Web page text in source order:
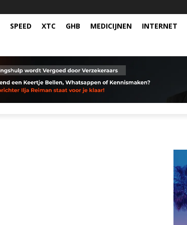
SPEED XTC GHB MEDICIJNEN INTERNET